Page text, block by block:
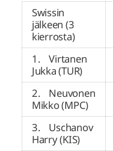
Swissin
jälkeen (3
kierrosta)
1. Virtanen
Jukka (TUR)
2. Neuvonen
Mikko (MPC)
3. Uschanov
Harry (KIS)